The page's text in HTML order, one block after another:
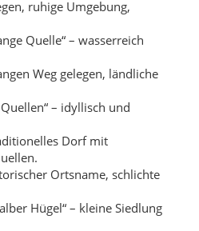
ruhige Umgebung,
Quelle“ – wasserreich
Weg gelegen, ländliche
– idyllisch und
Dorf mit
Ortsname, schlichte
Hügel“ – kleine Siedlung